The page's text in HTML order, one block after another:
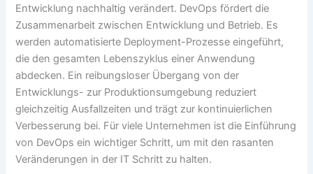
Entwicklung nachhaltig verändert. DevOps fördert die
Zusammenarbeit zwischen Entwicklung und Betrieb. Es
werden automatisierte Deployment-Prozesse eingeführt,
die den gesamten Lebenszyklus einer Anwendung
abdecken. Ein reibungsloser Übergang von der
Entwicklungs- zur Produktionsumgebung reduziert
gleichzeitig Ausfallzeiten und trägt zur kontinuierlichen
Verbesserung bei. Für viele Unternehmen ist die Einführung
von DevOps ein wichtiger Schritt, um mit den rasanten
Veränderungen in der IT Schritt zu halten.